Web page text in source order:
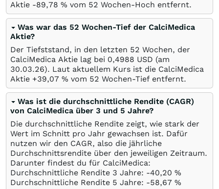
Aktie -89,78 % vom 52 Wochen-Hoch entfernt.
Was war das 52 Wochen-Tief der CalciMedica
Aktie?
Der Tiefststand, in den letzten 52 Wochen, der
CalciMedica Aktie lag bei 0,4988 USD (am
30.03.26). Laut aktuellem Kurs ist die CalciMedica
Aktie +39,07 % vom 52 Wochen-Tief entfernt.
Was ist die durchschnittliche Rendite (CAGR)
von CalciMedica über 3 und 5 Jahre?
Die durchschnittliche Rendite zeigt, wie stark der
Wert im Schnitt pro Jahr gewachsen ist. Dafür
nutzen wir den CAGR, also die jährliche
Durchschnittsrendite über den jeweiligen Zeitraum.
Darunter findest du für CalciMedica:
Durchschnittliche Rendite 3 Jahre: -40,20 %
Durchschnittliche Rendite 5 Jahre: -58,67 %